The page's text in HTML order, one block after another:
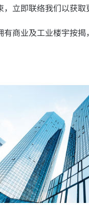
立即联络我们以获取
有商业及工业楼宇按